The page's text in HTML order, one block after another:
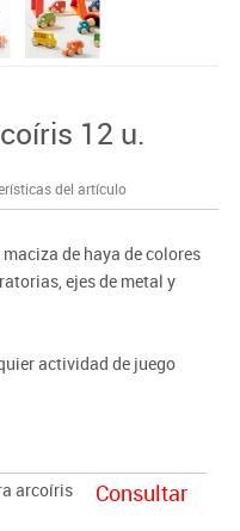
12 u.
del artículo
de haya de colores
ejes de metal y
actividad de juego
arcoíris
Consultar